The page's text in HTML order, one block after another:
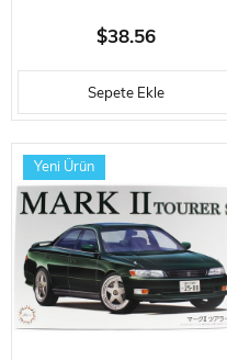
ÖLÇEK, NISSAN HKS SKYLINE
(SKYLINE GT-R [BNR32 GR.A]
1992), YARIŞ ARACI PLASTIK
MODEL KITI
$38.56
Sepete Ekle
Yeni Ürün